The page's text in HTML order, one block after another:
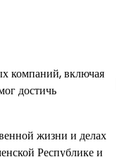
компаний, включая
достичь
жизни и делах
Республике и